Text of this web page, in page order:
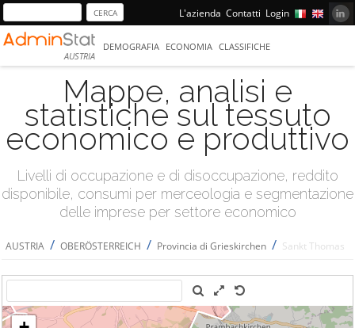
L'azienda Contatti Login
AUSTRIA
DEMOGRAFIA ECONOMIA CLASSIFICHE
Mappe, analisi e
statistiche sul tessuto
economico e produttivo
Livelli di occupazione e di disoccupazione, reddito
disponibile, consumi per merceologia e segmentazione
delle imprese per settore economico
AUSTRIA / OBERÖSTERREICH / Provincia di Grieskirchen / Sankt Thomas